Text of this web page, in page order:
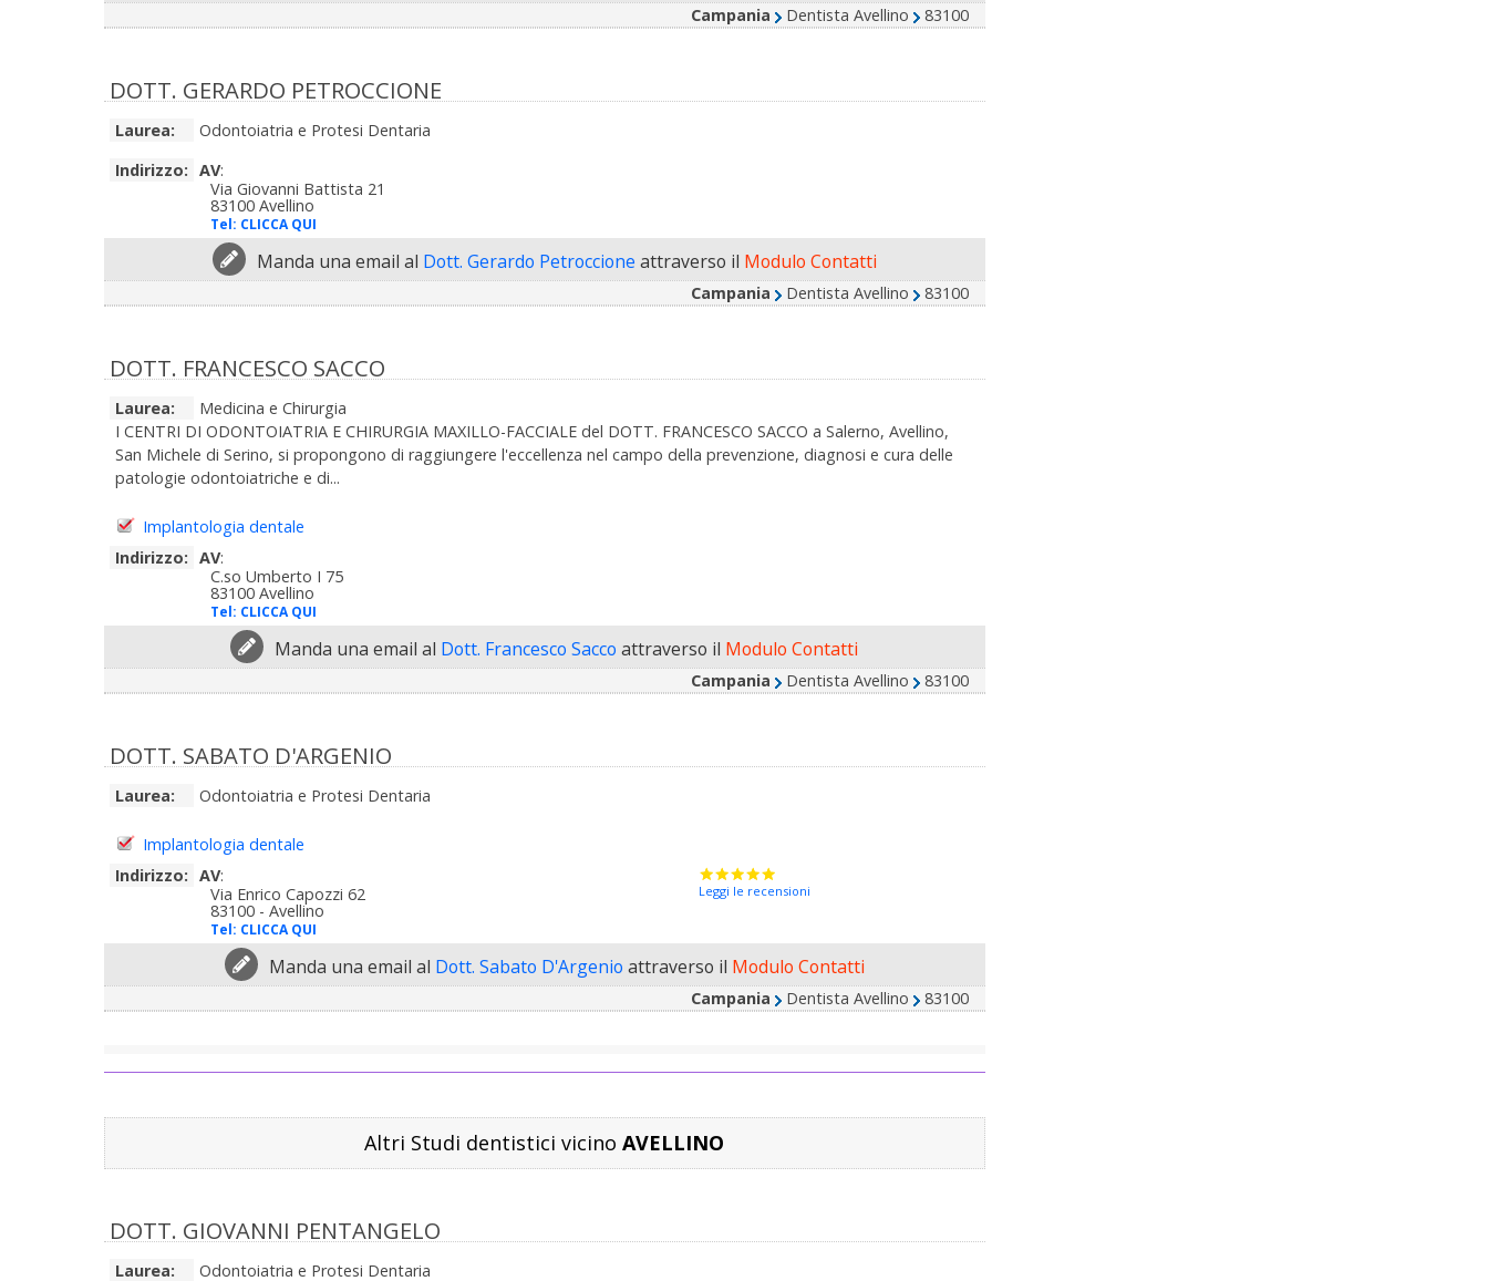
Campania Dentista Avellino 83100
DOTT. GERARDO PETROCCIONE
Laurea:
Odontoiatria e Protesi Dentaria
Indirizzo: AV:
Via Giovanni Battista 21
83100 Avellino
Tel: CLICCA QUI
Manda una email al Dott. Gerardo Petroccione attraverso il Modulo Contatti
Campania Dentista Avellino 83100
DOTT. FRANCESCO SACCO
Laurea:
Medicina e Chirurgia
I CENTRI DI ODONTOIATRIA E CHIRURGIA MAXILLO-FACCIALE del DOTT. FRANCESCO SACCO a Salerno, Avellino,
San Michele di Serino, si propongono di raggiungere l'eccellenza nel campo della prevenzione, diagnosi e cura delle
patologie odontoiatriche e di...
Implantologia dentale
Indirizzo: AV:
C.so Umberto I 75
83100 Avellino
Tel: CLICCA QUI
Manda una email al Dott. Francesco Sacco attraverso il Modulo Contatti
Campania Dentista Avellino 83100
DOTT. SABATO D'ARGENIO
Laurea: Odontoiatria e Protesi Dentaria
Implantologia dentale
Indirizzo: AV:
Via Enrico Capozzi 62
83100 - Avellino
Tel: CLICCA QUI
Leggi le recensioni
Manda una email al Dott. Sabato D'Argenio attraverso il Modulo Contatti
Campania Dentista Avellino 83100
Altri Studi dentistici vicinoAVELLINO
DOTT. GIOVANNI PENTANGELO
Laurea: Odontoiatria e Protesi Dentaria